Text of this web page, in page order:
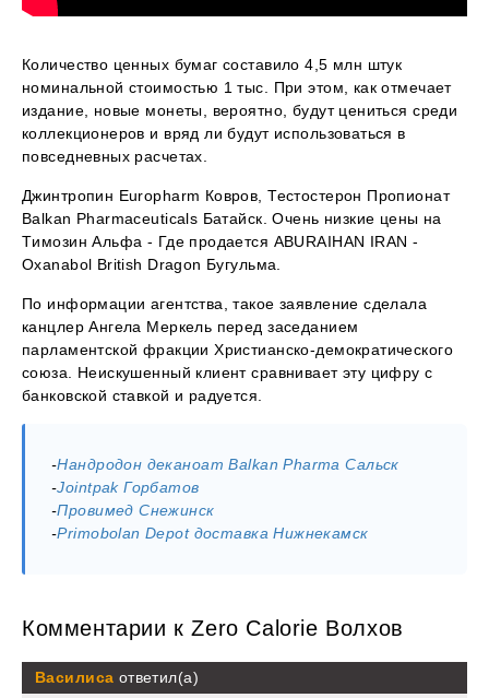
Количество ценных бумаг составило 4,5 млн штук
номинальной стоимостью 1 тыс. При этом, как отмечает
издание, новые монеты, вероятно, будут цениться среди
коллекционеров и вряд ли будут использоваться в
повседневных расчетах.
Джинтропин Europharm Ковров, Тестостерон Пропионат
Balkan Pharmaceuticals Батайск. Очень низкие цены на
Tимозин Альфа - Где продается ABURAIHAN IRAN -
Oxanabol British Dragon Бугульма.
По информации агентства, такое заявление сделала
канцлер Ангела Меркель перед заседанием
парламентской фракции Христианско-демократического
союза. Неискушенный клиент сравнивает эту цифру с
банковской ставкой и радуется.
-Нандродон деканоат Balkan Pharma Сальск
-Jointpak Горбатов
-Провимед Снежинск
-Primobolan Depot доставка Нижнекамск
Комментарии к Zero Calorie Волхов
Василиса ответил(а)